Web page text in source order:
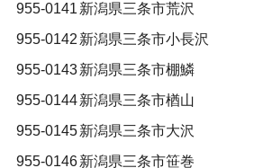
955-0141 新潟県三条市荒沢
955-0142 新潟県三条市小長沢
955-0143新潟県三条市棚鱗
955-0144新潟県三条市楢山
955-0145新潟県三条市大沢
955-0146新潟県三条市笹巻